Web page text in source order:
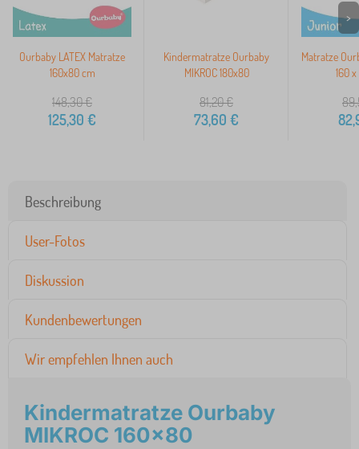
Ourbaby LATEX Matratze
160x80 cm
148,30€
125,30 €
Kindermatratze Ourbaby
MIKROC 180x80
81,20€
73,60 €
Matratze
160
>
Beschreibung
User-Fotos
Diskussion
Kundenbewertungen
Wir empfehlen Ihnen auch
Kindermatratze Ourbaby
MIKROC 160x80